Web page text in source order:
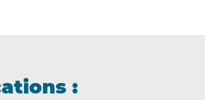
: